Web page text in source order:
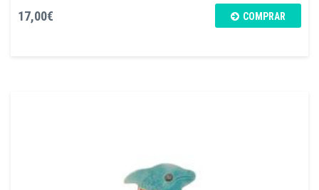
17,00€ COMPRAR